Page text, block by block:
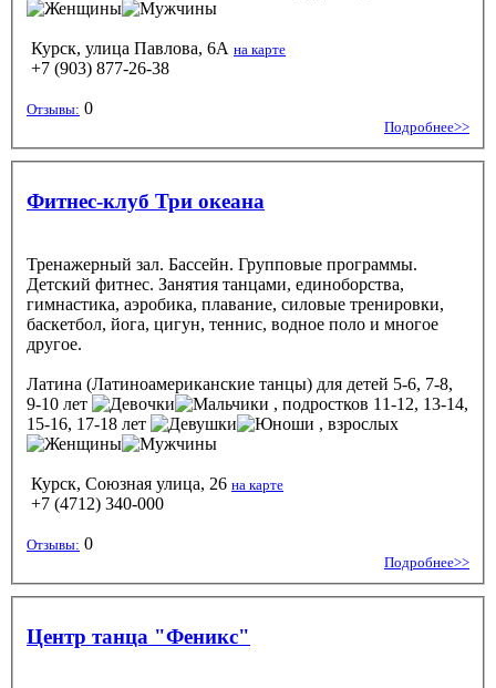
Курск, улица Павлова, 6А на карте
+7 (903) 877-26-38
Отзывы: 0
Подробнее>>
Фитнес-клуб Три океана
Тренажерный зал. Бассейн. Групповые программы.
Детский фитнес. Занятия танцами, единоборства,
гимнастика, аэробика, плавание, силовые тренировки,
баскетбол, йога, цигун, теннис, водное поло и многое
другое.
Латина (Латиноамериканские танцы) для детей 5-6, 7-8,
9-10 лет
, подростков 11-12, 13-14,
15-16, 17-18 лет
, взрослых
Курск, Союзная улица, 26 на карте
+7 (4712) 340-000
Отзывы: 0
Подробнее>>
Центр танца "Феникс"